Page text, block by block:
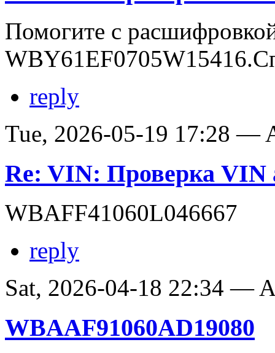
Помогите с
reply
Tue, 2026-05-19 17:28 —
Re: VIN: Проверка VIN
WBAFF41060L046667
reply
Sat, 2026-04-18 22:34 —
WBAAF91060AD19080